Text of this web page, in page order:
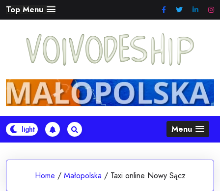
Skip
to
Top Menu
Menu
Home / Małopolska / Taxi online Nowy Sącz